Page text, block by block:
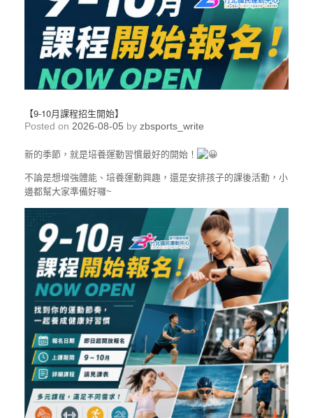
【9-10月課程招生開始】
Posted on 2026-08-05 by zbsports_write
新的季節，就是培養運動習慣最好的開始！
不論是想增強體能、培養運動興趣，還是安排孩子的課後活動，小
邊都幫大家準備好囉~